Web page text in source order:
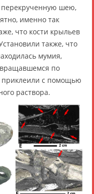
перекрученную шею,
именно так
что кости крыльев
также, что
мумия,
вращавшемся по
приклеили с помощью
раствора.